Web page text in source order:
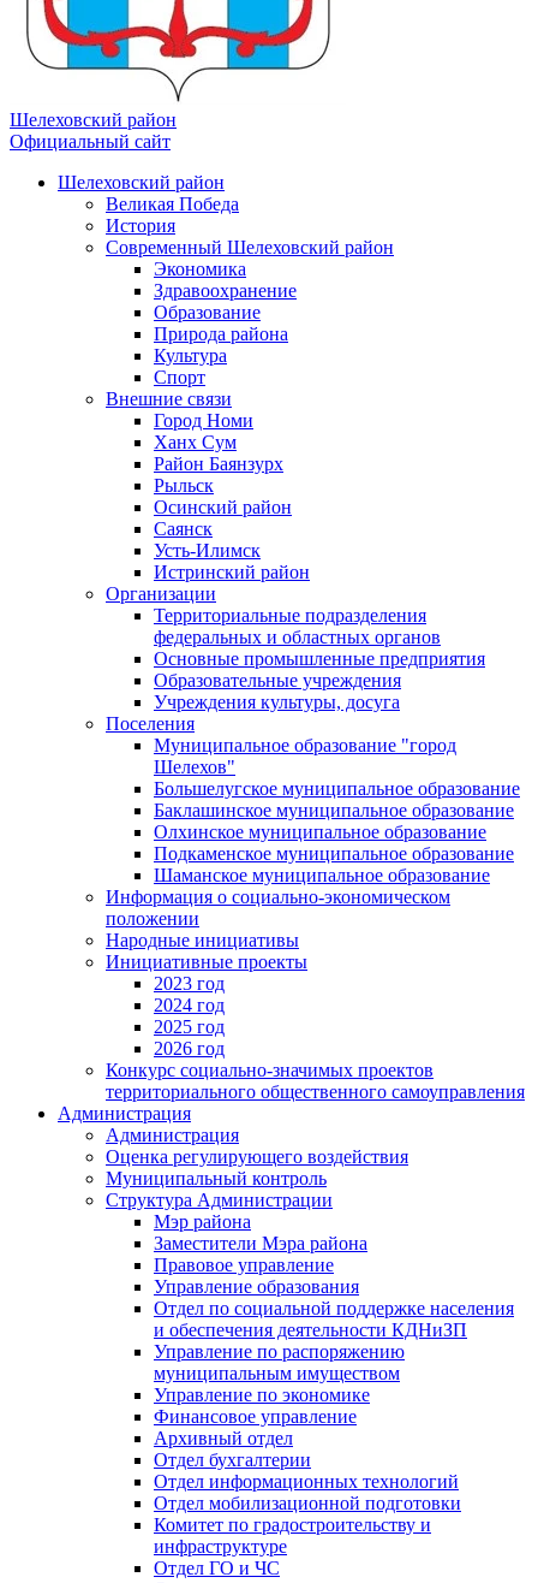
Шелеховский район
Официальный сайт
Шелеховский район
Великая Победа
История
Современный Шелеховский район
Экономика
Здравоохранение
Образование
Природа района
Культура
Спорт
Внешние связи
Город Номи
Ханх Сум
Район Баянзурх
Рыльск
Осинский район
Саянск
Усть-Илимск
Истринский район
Организации
Территориальные подразделения
федеральных и областных органов
Основные промышленные предприятия
Образовательные учреждения
Учреждения культуры, досуга
Поселения
Муниципальное образование "город
Шелехов"
Большелугское муниципальное образование
Баклашинское муниципальное образование
Олхинское муниципальное образование
Подкаменское муниципальное образование
Шаманское муниципальное образование
Информация о социально-экономическом
положении
Народные инициативы
Инициативные проекты
2023 год
2024 год
2025 год
2026 год
Конкурс социально-значимых проектов
территориального общественного самоуправления
Администрация
Администрация
Оценка регулирующего воздействия
Муниципальный контроль
Структура Администрации
Мэр района
Заместители Мэра района
Правовое управление
Управление образования
Отдел по социальной поддержке населения
и обеспечения деятельности КДНиЗП
Управление по распоряжению
муниципальным имуществом
Управление по экономике
Финансовое управление
Архивный отдел
Отдел бухгалтерии
Отдел информационных технологий
Отдел мобилизационной подготовки
Комитет по градостроительству и
инфраструктуре
Отдел ГО и ЧС